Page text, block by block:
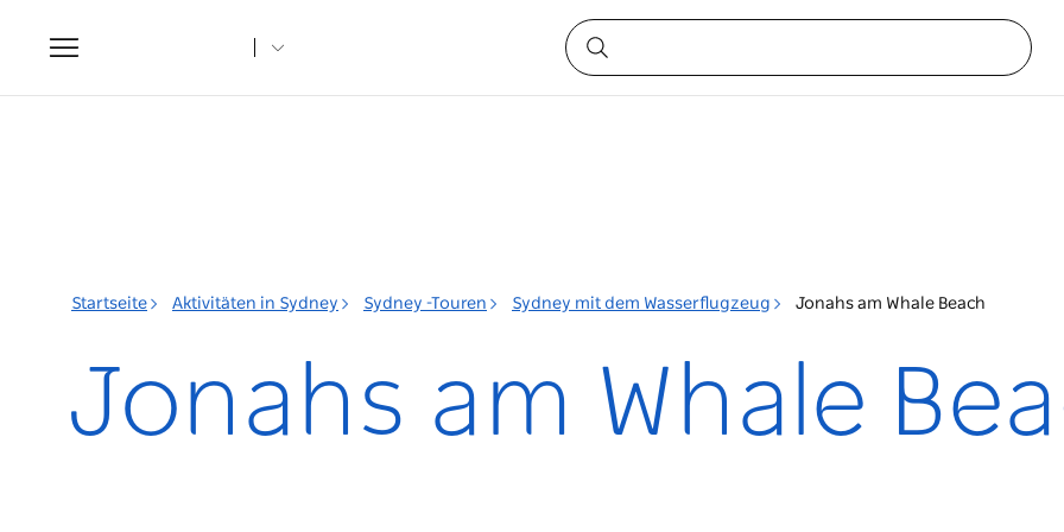
Toggle
navigation
Startseite Aktivitäten in Sydney Sydney -Touren Sydney mit dem Wasserflugzeug Jonahs am Whale Beach
Jonahs am Whale